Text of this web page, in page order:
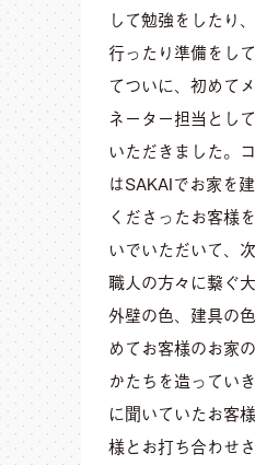
して勉強をしたり
行ったり準備をし
てついに、初めて
ネーター担当とし
いただきました。
はSAKAIでお家を
くださったお客様
いでいただいて、
職人の方々に繋ぐ
外壁の色、建具の
めてお客様のお家
かたちを造ってい
に聞いていたお客
様とお打ち合わせ